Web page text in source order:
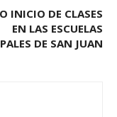
INICIO DE CLASES
EN LAS ESCUELAS
DE SAN JUAN